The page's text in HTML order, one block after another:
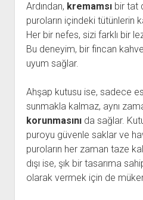
Ardından, kremamsıbir tat
puroların içindeki tütünlerin
Her bir nefes, sizi farklı bir
Bu deneyim, bir fincan
uyum sağlar.
Ahşap kutusu ise, sadece
sunmakla kalmaz, aynı
korunmasınıda sağlar.
puroyu güvenle saklar ve
puroların her zaman taze
dışı ise, şık bir tasarıma
olarak vermek için de